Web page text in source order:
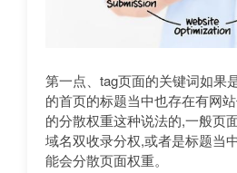
第一点、tag页面的关键词如果
的首页的标题当中也存在有网
的分散权重这种说法的,一般页
域名双收录分权,或者是标题当
能会分散页面权重。